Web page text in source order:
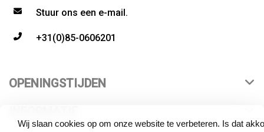
Wij slaan cookies op om onze website te verbeteren. Is dat
Stuur ons een e-mail.
+31(0)85-0606201
OPENINGSTIJDEN